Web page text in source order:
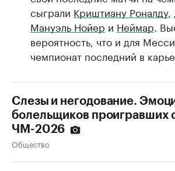
сыграли Криштиану Роналду,
Мануэль Нойер и Неймар .
вероятность, что и для
чемпионат последний в
Слезы и негодование.
болельщиков проигравших
ЧМ-2026
Общество